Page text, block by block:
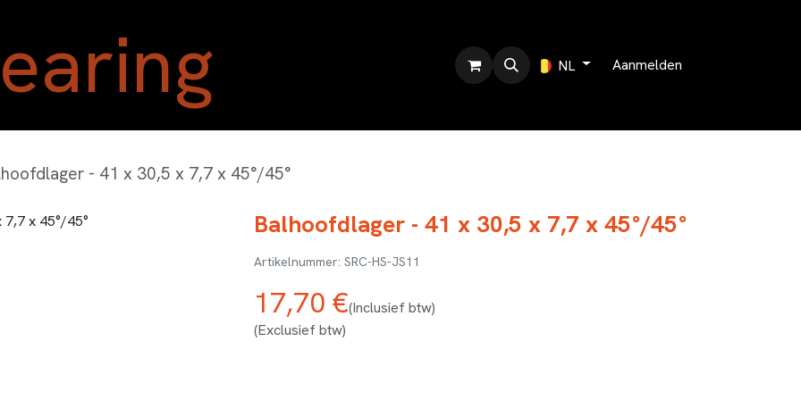
NL Aanmelden
- 41 x 30,5 x 7,7 x 45°/45°
Balhoofdlager - 41 x 30,5 x 7,7 x 45°/45°
SRC-HS-JS11
17,70 €(Inclusief btw)
(Exclusief btw)